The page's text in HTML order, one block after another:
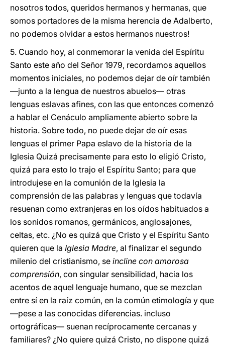
nosotros todos, queridos hermanos y hermanas, que
somos portadores de la misma herencia de Adalberto,
no podemos olvidar a estos hermanos nuestros!
5. Cuando hoy, al conmemorar la venida del Espíritu
Santo este año del Señor 1979, recordamos aquellos
momentos iniciales, no podemos dejar de oír también
—junto a la lengua de nuestros abuelos— otras
lenguas eslavas afines, con las que entonces comenzó
a hablar el Cenáculo ampliamente abierto sobre la
historia. Sobre todo, no puede dejar de oír esas
lenguas el primer Papa eslavo de la historia de la
Iglesia Quizá precisamente para esto lo eligió Cristo,
quizá para esto lo trajo el Espíritu Santo; para que
introdujese en la comunión de la Iglesia la
comprensión de las palabras y lenguas que todavía
resuenan como extranjeras en los oídos habituados a
los sonidos romanos, germánicos, anglosajones,
celtas, etc. ¿No es quizá que Cristo y el Espíritu Santo
quieren que la Iglesia Madre, al finalizar el segundo
milenio del cristianismo, se incline con amorosa
comprensión, con singular sensibilidad, hacia los
acentos de aquel lenguaje humano, que se mezclan
entre sí en la raíz común, en la común etimología y que
—pese a las conocidas diferencias. incluso
ortográficas— suenan recíprocamente cercanas y
familiares? ¿No quiere quizá Cristo, no dispone quizá